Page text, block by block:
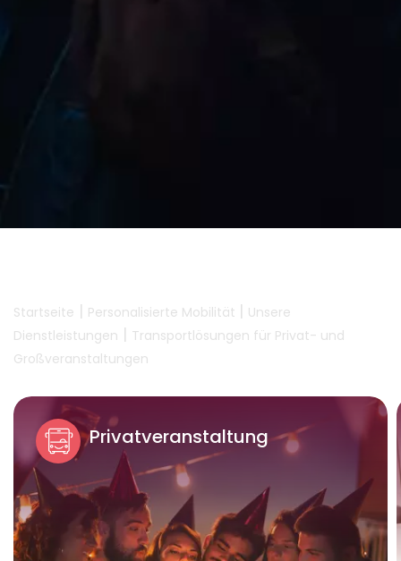
Startseite | Personalisierte Mobilität | Unsere
Dienstleistungen | Transportlösungen für Privat- und
Großveranstaltungen
Privatveranstaltung